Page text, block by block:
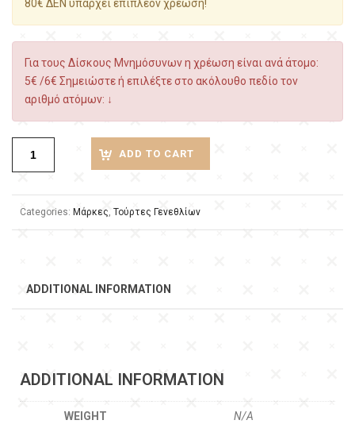
80€ ΔΕΝ υπάρχει επιπλέον χρέωση!
Για τους Δίσκους Μνημόσυνων η χρέωση είναι ανά άτομο:
5€ /6€ Σημειώστε ή επιλέξτε στο ακόλουθο πεδίο τον
αριθμό ατόμων: ↓
ADD TO CART
Categories: Μάρκες, Τούρτες Γενεθλίων
ADDITIONAL INFORMATION
ADDITIONAL INFORMATION
WEIGHT N/A